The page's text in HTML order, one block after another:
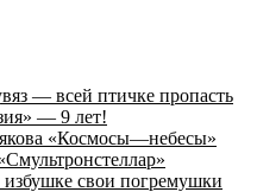
— всей птичке пропасть
— 9 лет!
«Космосы—небесы»
свои погремушки